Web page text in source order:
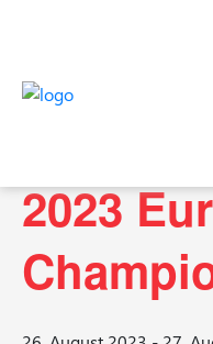
2023